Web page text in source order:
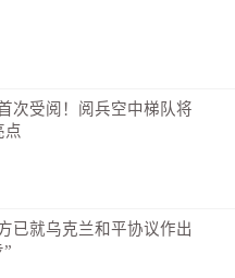
次受阅！阅兵空中梯队将
点
已就乌克兰和平协议作出